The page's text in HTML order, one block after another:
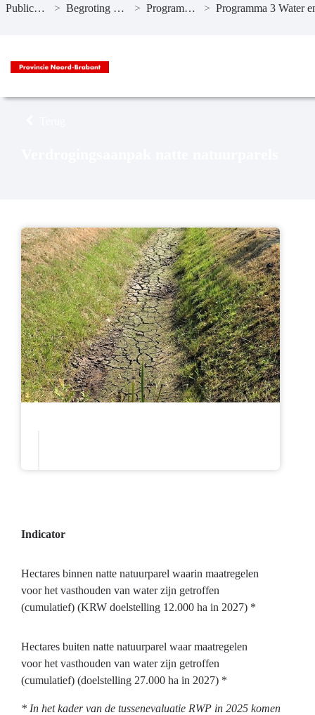
Naar hoofdinhoud
Publicaties > Begroting 2025 > Programma’s >
Indicator
Hectares binnen natte natuurparel waarin maatregelen
voor het vasthouden van water zijn getroffen
(cumulatief) (KRW doelstelling 12.000 ha in 2027) *
Hectares buiten natte natuurparel waar maatregelen
voor het vasthouden van water zijn getroffen
(cumulatief) (doelstelling 27.000 ha in 2027) *
* In het kader van de tussenevaluatie RWP in 2025 komen